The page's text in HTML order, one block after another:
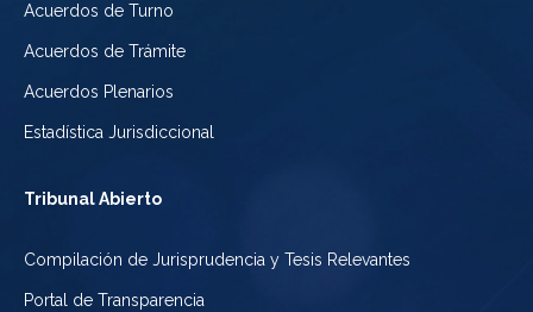
Acuerdos de Turno
Acuerdos de Trámite
Acuerdos Plenarios
Estadística Jurisdiccional
Tribunal Abierto
Compilación de Jurisprudencia y Tesis Relevantes
Portal de Transparencia